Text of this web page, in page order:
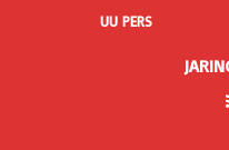
UU PERS